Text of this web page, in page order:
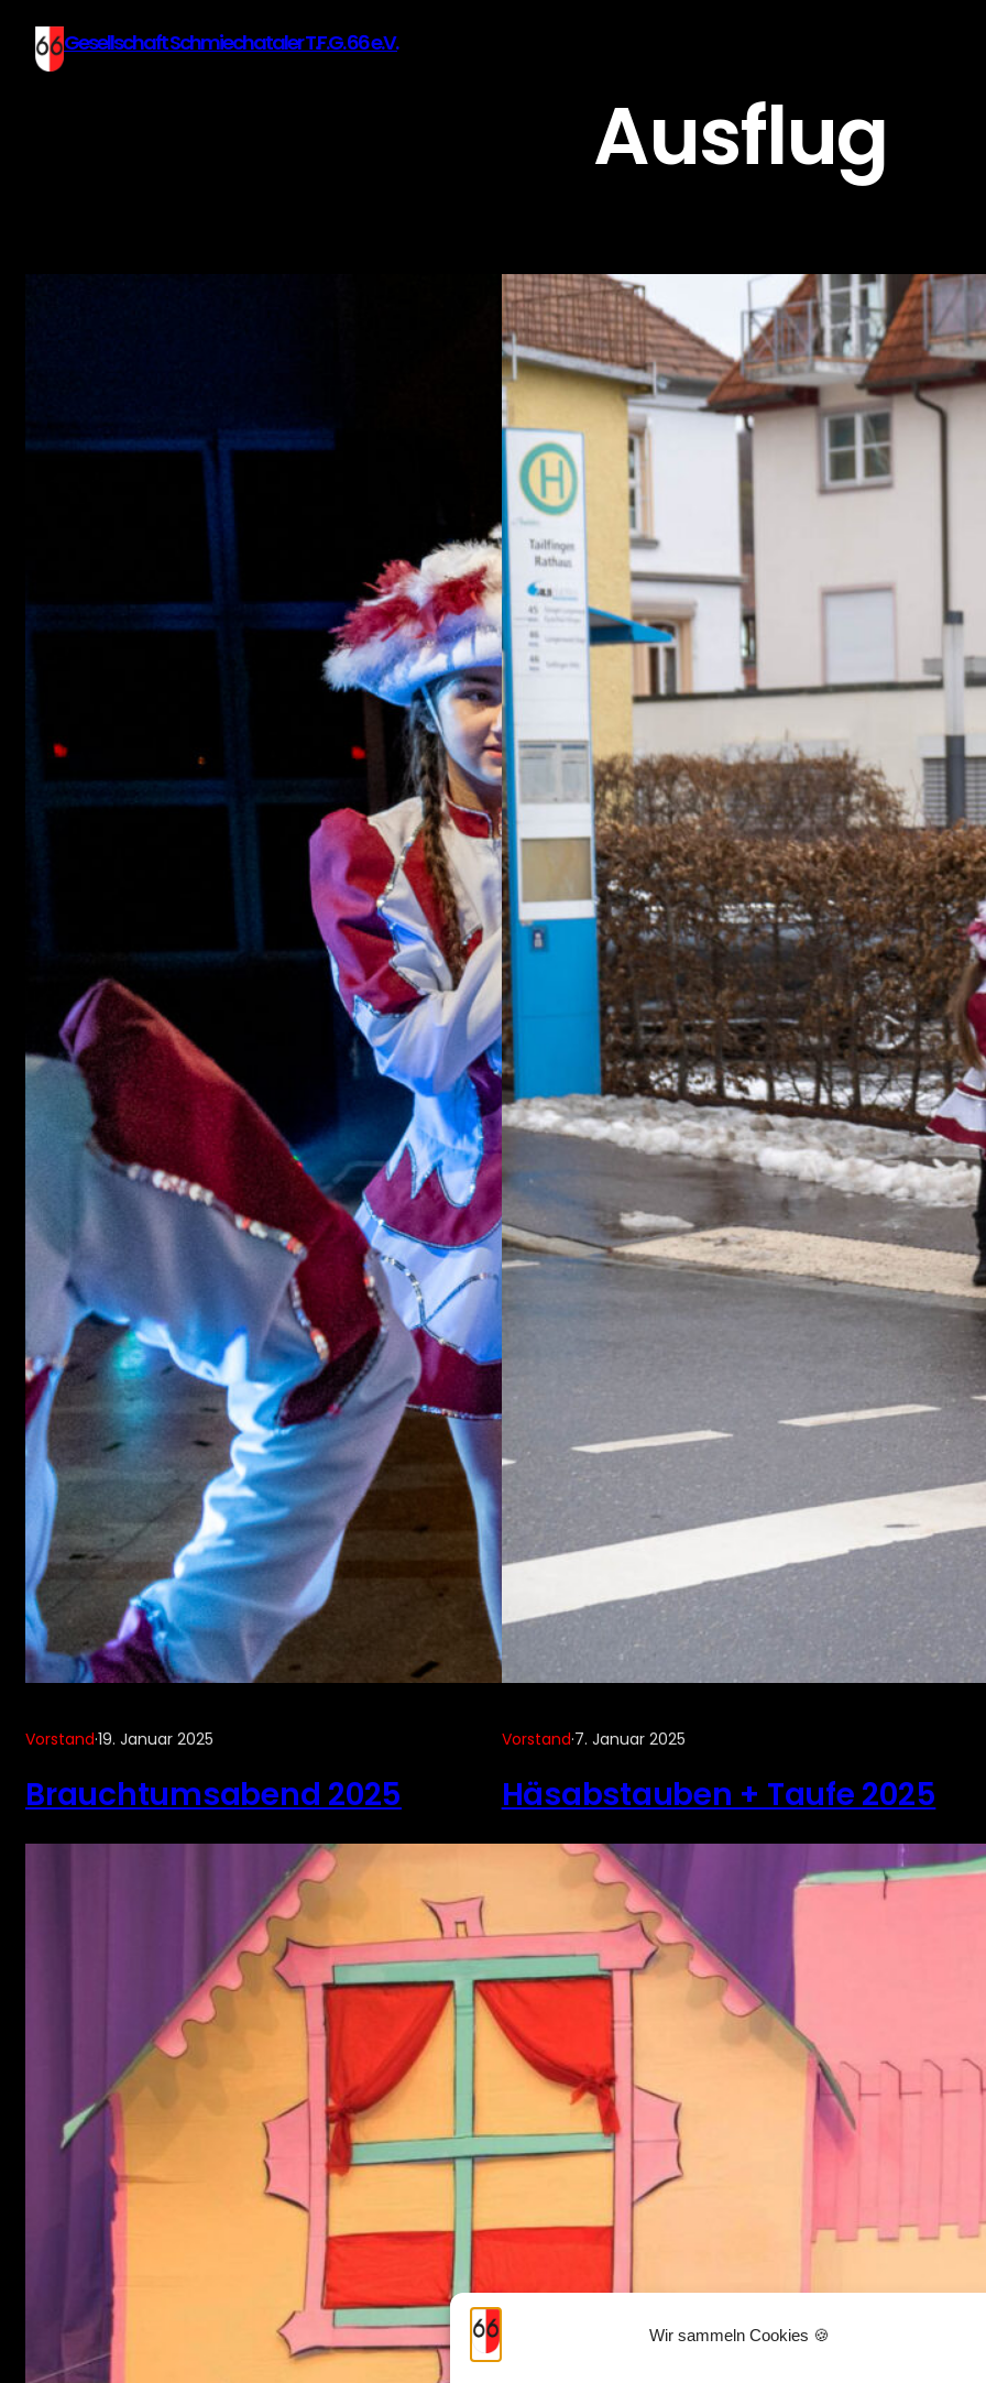
Wir sammeln Cookies 🍪
Gesellschaft Schmiechataler T.F.G. 66 e.V.
Ausflug
Vorstand·19. Januar 2025
Brauchtumsabend 2025
Vorstand·7. Januar 2025
Häsabstauben + Taufe 2025
Vorstand·10. Januar 2024
Unser Fahrplan 2025